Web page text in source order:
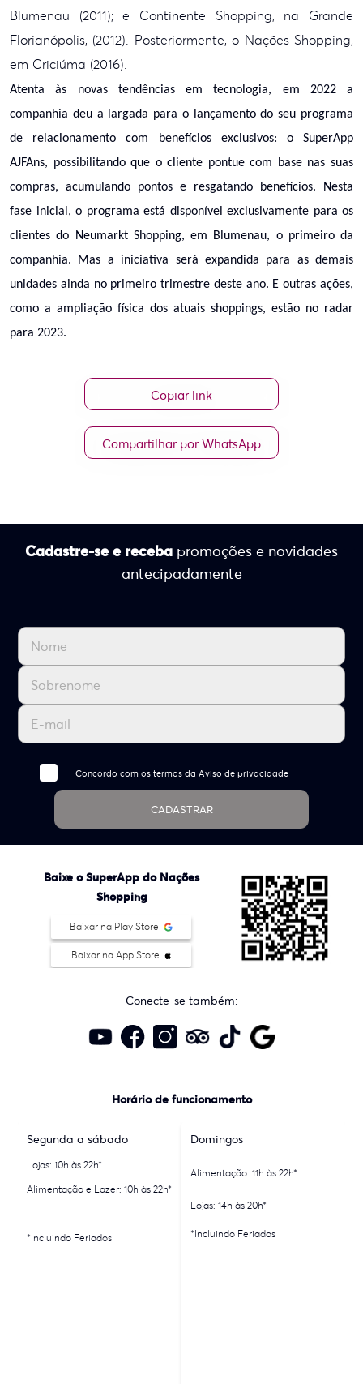
Blumenau (2011); e Continente Shopping, na Grande
Florianópolis, (2012). Posteriormente, o Nações Shopping,
em Criciúma (2016).
Atenta às novas tendências em tecnologia, em 2022 a
companhia deu a largada para o lançamento do seu programa
de relacionamento com benefícios exclusivos: o SuperApp
AJFAns, possibilitando que o cliente pontue com base nas suas
compras, acumulando pontos e resgatando benefícios. Nesta
fase inicial, o programa está disponível exclusivamente para os
clientes do Neumarkt Shopping, em Blumenau, o primeiro da
companhia. Mas a iniciativa será expandida para as demais
unidades ainda no primeiro trimestre deste ano. E outras ações,
como a ampliação física dos atuais shoppings, estão no radar
para 2023.
Copiar link
Compartilhar por WhatsApp
Cadastre-se e receba promoções e novidades
antecipadamente
Concordo com os termos daAviso de privacidade
CADASTRAR
Baixe o SuperApp do Nações
Shopping
Baixar na Play Store
Baixar na App Store
Conecte-se também:
Horário de funcionamento
Segunda a sábado
Lojas: 10h às 22h*
Alimentação e Lazer: 10h às 22h*
*Incluindo Feriados
Domingos
Alimentação: 11h às 22h*
Lojas: 14h às 20h*
*Incluindo Feriados